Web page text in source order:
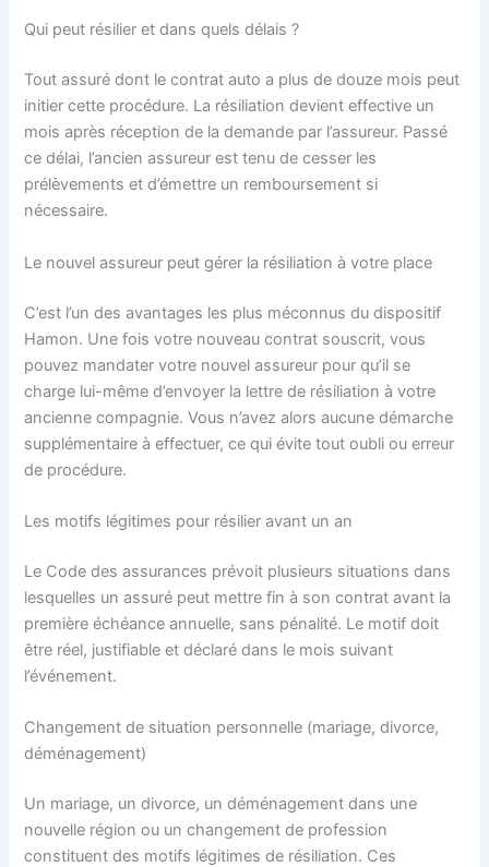
Qui peut résilier et dans quels délais ?
Tout assuré dont le contrat auto a plus de douze mois peut
initier cette procédure. La résiliation devient effective un
mois après réception de la demande par l’assureur. Passé
ce délai, l’ancien assureur est tenu de cesser les
prélèvements et d’émettre un remboursement si
nécessaire.
Le nouvel assureur peut gérer la résiliation à votre place
C’est l’un des avantages les plus méconnus du dispositif
Hamon. Une fois votre nouveau contrat souscrit, vous
pouvez mandater votre nouvel assureur pour qu’il se
charge lui-même d’envoyer la lettre de résiliation à votre
ancienne compagnie. Vous n’avez alors aucune démarche
supplémentaire à effectuer, ce qui évite tout oubli ou erreur
de procédure.
Les motifs légitimes pour résilier avant un an
Le Code des assurances prévoit plusieurs situations dans
lesquelles un assuré peut mettre fin à son contrat avant la
première échéance annuelle, sans pénalité. Le motif doit
être réel, justifiable et déclaré dans le mois suivant
l’événement.
Changement de situation personnelle (mariage, divorce,
déménagement)
Un mariage, un divorce, un déménagement dans une
nouvelle région ou un changement de profession
constituent des motifs légitimes de résiliation. Ces